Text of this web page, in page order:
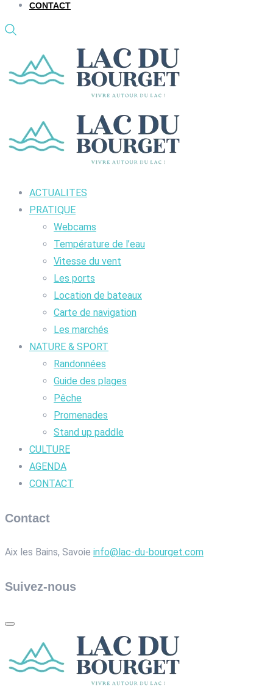
CONTACT
ACTUALITES
PRATIQUE
Webcams
Température de l’eau
Vitesse du vent
Les ports
Location de bateaux
Carte de navigation
Les marchés
NATURE & SPORT
Randonnées
Guide des plages
Pêche
Promenades
Stand up paddle
CULTURE
AGENDA
CONTACT
Contact
Aix les Bains, Savoie info@lac-du-bourget.com
Suivez-nous